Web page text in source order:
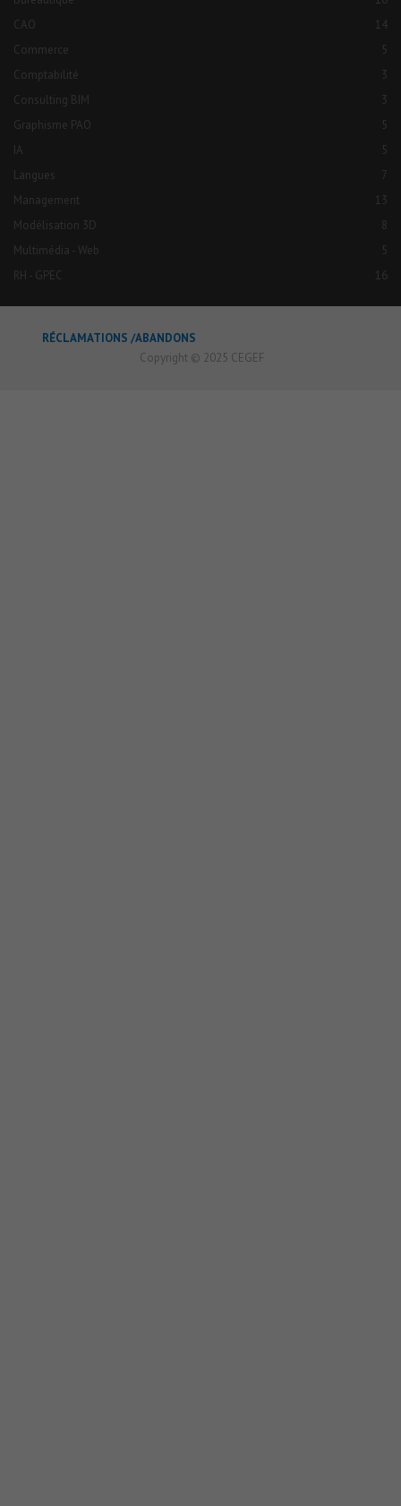
CAO
14
Commerce
5
Comptabilité
3
Consulting BIM
3
Graphisme PAO
5
IA
5
Langues
7
Management
13
Modélisation 3D
8
Multimédia - Web
5
RH - GPEC
16
RÉCLAMATIONS /ABANDONS
Copyright © 2025 CEGEF